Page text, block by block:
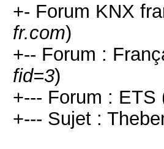
+- Forum KNX
fr.com)
+-- Forum :
fid=3)
+--- Forum : ETS
+--- Sujet :